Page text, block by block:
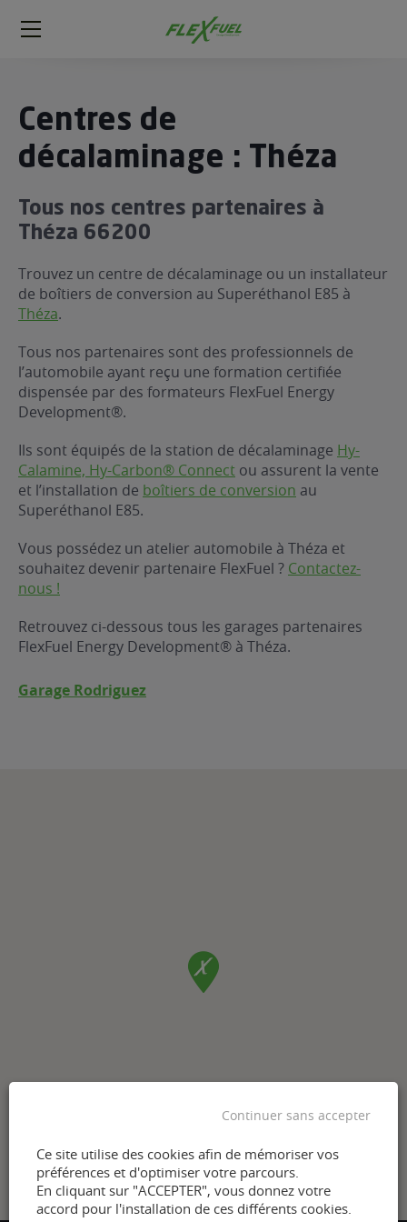
FlexFuel
Méga
?
gratuit
du carburant avec
?
garagiste
Centres de
décalaminage : Théza
Tous nos centres partenaires à
Théza 66200
Trouvez un centre de décalaminage ou un installateur
de boîtiers de conversion au Superéthanol E85 à
Théza.
Tous nos partenaires sont des professionnels de
l’automobile ayant reçu une formation certifiée
dispensée par des formateurs FlexFuel Energy
Development®.
Ils sont équipés de la station de décalaminage Hy-
Calamine, Hy-Carbon® Connect ou assurent la vente
et l’installation de boîtiers de conversion au
Superéthanol E85.
Vous possédez un atelier automobile à Théza et
souhaitez devenir partenaire FlexFuel ? Contactez-
nous !
Retrouvez ci-dessous tous les garages partenaires
FlexFuel Energy Development® à Théza.
Garage Rodriguez
Ce site utilise des cookies afin de mémoriser vos
préférences et d'optimiser votre parcours.
En cliquant sur "ACCEPTER", vous donnez votre
accord pour l'installation de ces différents cookies.
Continuer sans accepter